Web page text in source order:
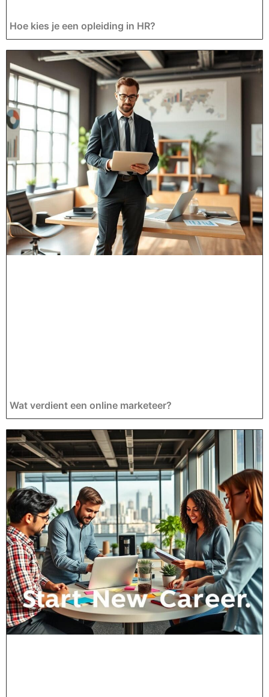
Hoe kies je een opleiding in HR?
Wat verdient een online marketeer?